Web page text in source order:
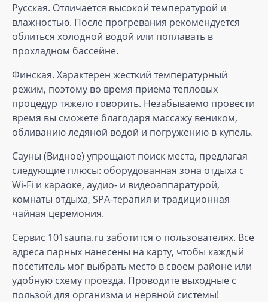
Русская. Отличается высокой температурой и
влажностью. После прогревания рекомендуется
облиться холодной водой или поплавать в
прохладном бассейне.
Финская. Характерен жесткий температурный
режим, поэтому во время приема тепловых
процедур тяжело говорить. Незабываемо провести
время вы сможете благодаря массажу веником,
обливанию ледяной водой и погружению в купель.
Сауны (Видное) упрощают поиск места, предлагая
следующие плюсы: оборудованная зона отдыха с
Wi-Fi и караоке, аудио- и видеоаппаратурой,
комнаты отдыха, SPA-терапия и традиционная
чайная церемония.
Сервис 101sauna.ru заботится о пользователях. Все
адреса парных нанесены на карту, чтобы каждый
посетитель мог выбрать место в своем районе или
удобную схему проезда. Проводите выходные с
пользой для организма и нервной системы!